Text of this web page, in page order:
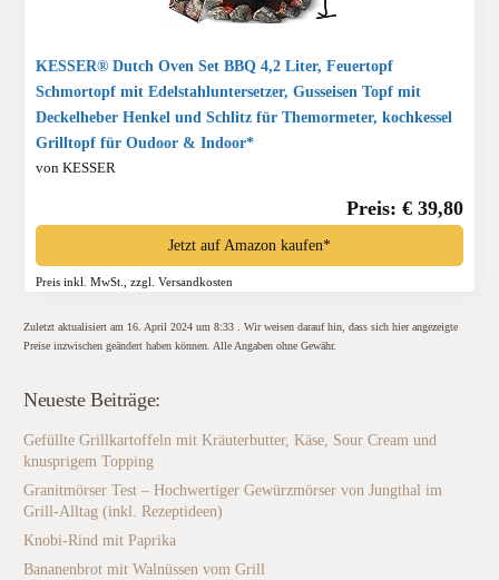
KESSER® Dutch Oven Set BBQ 4,2 Liter, Feuertopf
Schmortopf mit Edelstahluntersetzer, Gusseisen Topf mit
Deckelheber Henkel und Schlitz für Themormeter, kochkessel
Grilltopf für Oudoor & Indoor*
von KESSER
Preis: € 39,80
Jetzt auf Amazon kaufen*
Preis inkl. MwSt., zzgl. Versandkosten
Zuletzt aktualisiert am 16. April 2024 um 8:33 . Wir weisen darauf hin, dass sich hier angezeigte
Preise inzwischen geändert haben können. Alle Angaben ohne Gewähr.
Neueste Beiträge:
Gefüllte Grillkartoffeln mit Kräuterbutter, Käse, Sour Cream und
knusprigem Topping
Granitmörser Test – Hochwertiger Gewürzmörser von Jungthal im
Grill-Alltag (inkl. Rezeptideen)
Knobi-Rind mit Paprika
Bananenbrot mit Walnüssen vom Grill